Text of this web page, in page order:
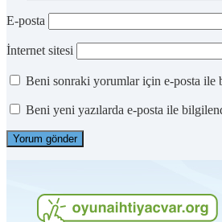
E-posta
İnternet sitesi
Beni sonraki yorumlar için e-posta ile
Beni yeni yazılarda e-posta ile